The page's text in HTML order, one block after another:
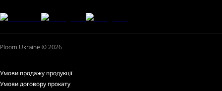
Ploom Ukraine © 2026
Умови продажу продукції
Умови договору прокату